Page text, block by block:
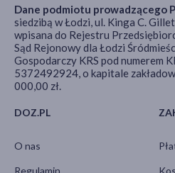
DOZ.PL
O nas
Dane podmiotu prowadzącego
siedzibą w Łodzi, ul. Kinga C.
wpisana do Rejestru
Sąd Rejonowy dla Łodzi
Gospodarczy KRS pod numerem
5372492924, o kapitale
000,00 zł.